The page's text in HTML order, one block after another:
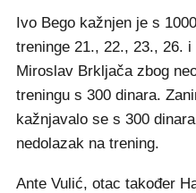
Ivo Bego kažnjen je s
treninge 21., 22., 23., 26.
Miroslav Brkljača zbog
treningu s 300 dinara.
kažnjavalo se s 300
nedolazak na trening.
Ante Vulić, otac također